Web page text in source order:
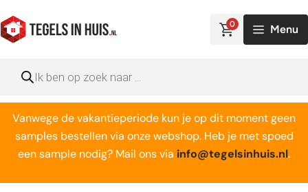
naar
de
0 Menu
zoeken
Vanwege de vakantieperiode kun je op dit moment geen
samples bestellen via onze webshop. Heb je met spoed
een sample nodig? Mail ons via info@tegelsinhuis.nl.